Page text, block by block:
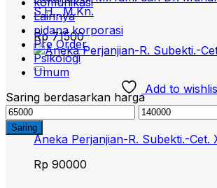
S.H., M.Kn.
Rp71500
Add to
Aneka Perjanjian-R. Subekti.-Cet.
Rp 90000
Lainnya
pidana korporasi
Pre Order
Psikologi
Umum
Saring berdasarkan harga
Harga
terendah
Harga
Saring